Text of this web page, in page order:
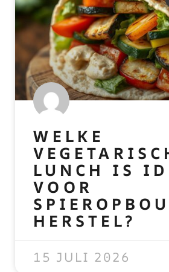
WELKE
LUNCH IS
VOOR
HERSTEL?
15 JULI 2026